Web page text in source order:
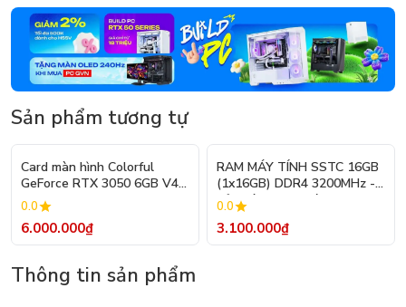
Sản phẩm tương tự
Card màn hình Colorful
GeForce RTX 3050 6GB V4-
V
0.0
6.000.000₫
RAM MÁY TÍNH SSTC 16GB
(1x16GB) DDR4 3200MHz -
Bảo Hành 36 Tháng
0.0
3.100.000₫
Thông tin sản phẩm